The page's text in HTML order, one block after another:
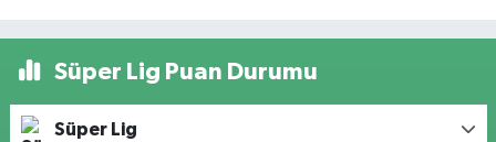
Süper Lig Puan Durumu
Süper Lig